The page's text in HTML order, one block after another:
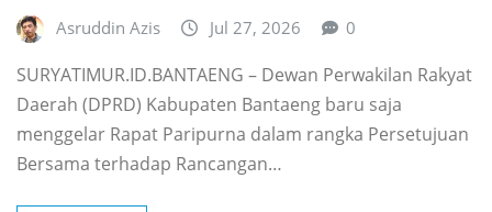
Asruddin Azis Jul 27, 2026 0
SURYATIMUR.ID.BANTAENG – Dewan Perwakilan Rakyat
Daerah (DPRD) Kabupaten Bantaeng baru saja
menggelar Rapat Paripurna dalam rangka Persetujuan
Bersama terhadap Rancangan…